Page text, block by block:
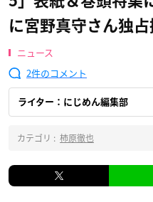
に宮野真守さん独
ニュース
2
ライター：にじめん編集部
カテゴリ : 柿原徹也